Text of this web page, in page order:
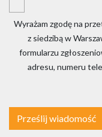
Wyrażam zgodę na
z siedzibą w
formularzu
adresu, numeru
Prześlij wiadomość